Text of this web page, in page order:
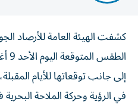
كشفت الهيئة العامة للأرصاد
إلى جانب توقعاتها للأيام
في الرؤية وحركة الملاحة